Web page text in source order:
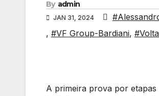
By admin
JAN 31, 2024
, #VF Group-Bardiani,
A primeira prova por